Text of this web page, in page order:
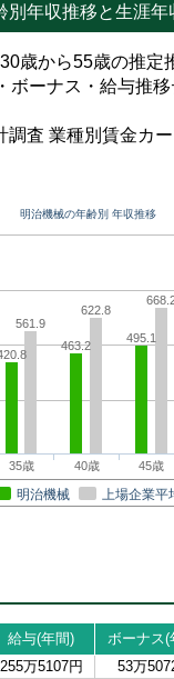
別年収推移と生涯年
歳から55歳の推定
ボーナス・給与推
査 業種別賃金カ
明治機械の年齢別 年収推移
463.2
495.1
561.9
622.8
明治機械 上場企業平
35歳 40歳 45歳
給与(年間) ボーナス(
255万5107円 53万